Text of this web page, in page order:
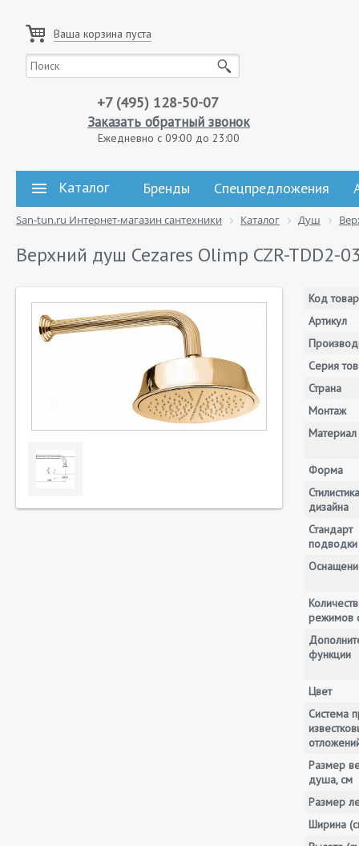
Ваша корзина пуста
+7 (495) 128-50-07
Заказать обратный звонок
Ежедневно с 09:00 до 23:00
Каталог Бренды Спецпредложения
San-tun.ru Интернет-магазин сантехники Каталог Душ
Верхний душ Cezares Olimp CZR-TDD2-
Код
Артикул
Серия
Страна
Монтаж
Материал
Форма
Стилистика
дизайна
Стандарт
подводки
режимов
функции
Цвет
Система
Размер
душа, см
Размер
Ширина